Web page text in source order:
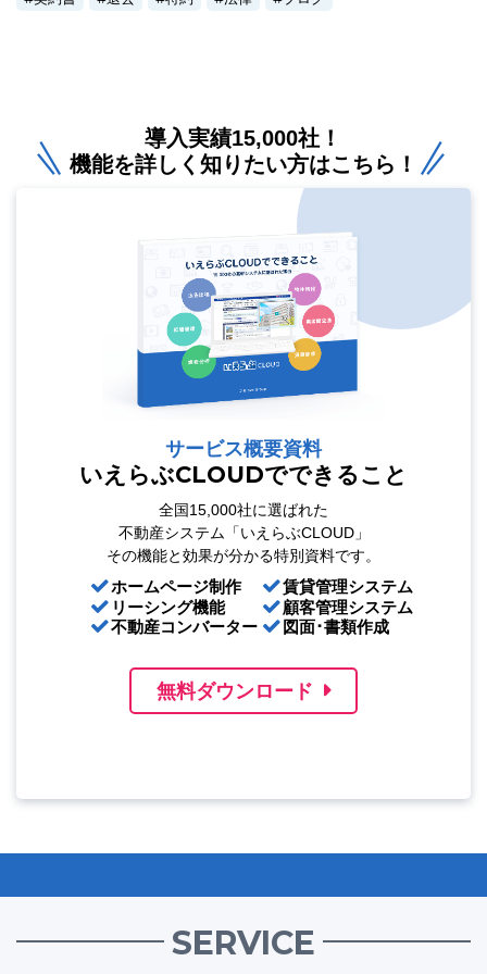
導入実績15,000社！
機能を詳しく知りたい方はこちら！
サービス概要資料
いえらぶCLOUDでできること
全国15,000社に選ばれた
不動産システム「いえらぶCLOUD」
その機能と効果が分かる特別資料です。
ホームページ制作
リーシング機能
不動産コンバーター
賃貸管理システム
顧客管理システム
図面･書類作成
無料ダウンロード
SERVICE